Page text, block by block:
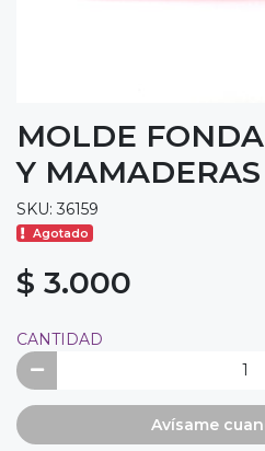
MOLDE
Y
SKU: 36159
Agotado
$ 3.000
CANTIDAD
Avísame